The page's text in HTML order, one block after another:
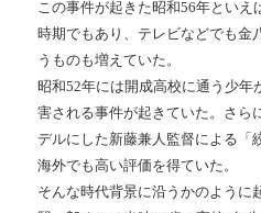
この事件が起きた昭和56年といえ
時期でもあり、テレビなどでも金
うものも増えていた。
昭和52年には開成高校に通う少年
害される事件が起きていた。さら
デルにした新藤兼人監督による「
海外でも高い評価を得ていた。
そんな時代背景に沿うかのように